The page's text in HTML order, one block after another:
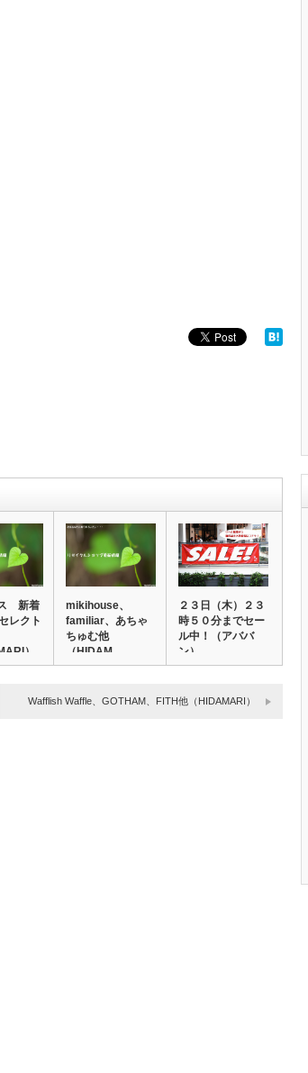
新着
レクト
）
mikihouse、
familiar、あちゃ
ちゅむ他
（HIDAM…
２３日（木）２３
時５０分までセー
ル中！（アババ
ン）
Wafflish Waffle、GOTHAM、FITH他（HIDAMARI）